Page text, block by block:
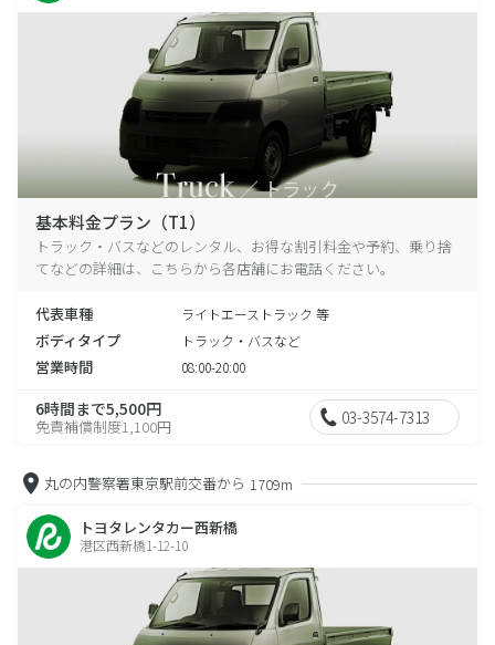
基本料金プラン（T1）
トラック・バスなどのレンタル、お得な割引料金や予約、乗り捨
てなどの詳細は、こちらから各店舗にお電話ください。
代表車種 ライトエーストラック 等
ボディタイプ トラック・バスなど
営業時間 08:00-20:00
6時間まで5,500円
免責補償制度1,100円 03-3574-7313
丸の内警察署東京駅前交番から 1709m
トヨタレンタカー西新橋
港区西新橋1-12-10